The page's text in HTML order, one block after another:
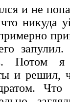
и не
никуда
Потом я
и решил,